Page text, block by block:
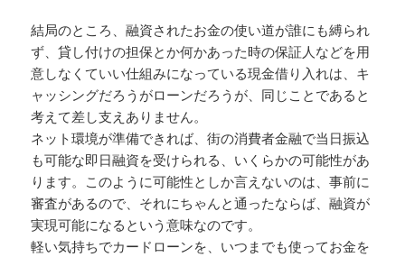
結局のところ、融資されたお金の使い道が誰にも縛られ
ず、貸し付けの担保とか何かあった時の保証人などを用
意しなくていい仕組みになっている現金借り入れは、キ
ャッシングだろうがローンだろうが、同じことであると
考えて差し支えありません。
ネット環境が準備できれば、街の消費者金融で当日振込
も可能な即日融資を受けられる、いくらかの可能性があ
ります。このように可能性としか言えないのは、事前に
審査があるので、それにちゃんと通ったならば、融資が
実現可能になるという意味なのです。
軽い気持ちでカードローンを、いつまでも使ってお金を